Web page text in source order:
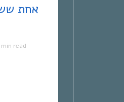
1 min read